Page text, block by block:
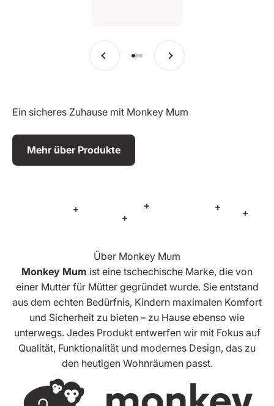
Vorherige
Zu Eintrag 1 springen
Zu Eintrag 2 springen
Zu Eintrag 3 springen
Weiter
Ein sicheres Zuhause mit Monkey Mum
Mehr über Produkte
Mehr
Mehr InformationenMehr Informationen
Über Monkey Mum
Monkey Mum ist eine tschechische Marke, die von
einer Mutter für Mütter gegründet wurde. Sie entstand
aus dem echten Bedürfnis, Kindern maximalen Komfort
und Sicherheit zu bieten – zu Hause ebenso wie
unterwegs. Jedes Produkt entwerfen wir mit Fokus auf
Qualität, Funktionalität und modernes Design, das zu
den heutigen Wohnräumen passt.